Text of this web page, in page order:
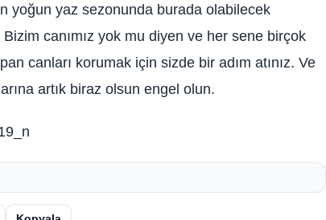
yoğun yaz sezonunda burada olabilecek
canımız yok mu diyen ve her sene birçok
canları korumak için sizde bir adım atınız. Ve
artık biraz olsun engel olun.